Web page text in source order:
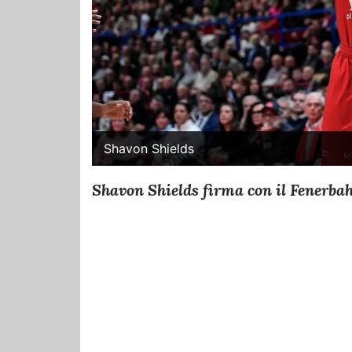
Shavon Shields
Shavon Shields firma con il